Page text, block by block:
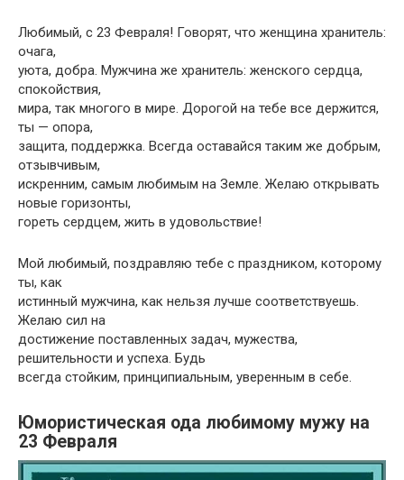
Любимый, с 23 Февраля! Говорят, что женщина хранитель:
очага,
уюта, добра. Мужчина же хранитель: женского сердца,
спокойствия,
мира, так многого в мире. Дорогой на тебе все держится,
ты — опора,
защита, поддержка. Всегда оставайся таким же добрым,
отзывчивым,
искренним, самым любимым на Земле. Желаю открывать
новые горизонты,
гореть сердцем, жить в удовольствие!
Мой любимый, поздравляю тебе с праздником, которому
ты, как
истинный мужчина, как нельзя лучше соответствуешь.
Желаю сил на
достижение поставленных задач, мужества,
решительности и успеха. Будь
всегда стойким, принципиальным, уверенным в себе.
Юмористическая ода любимому мужу на
23 Февраля